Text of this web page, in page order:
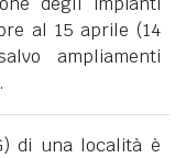
al 15 aprile (14
ampliamenti
di una località è